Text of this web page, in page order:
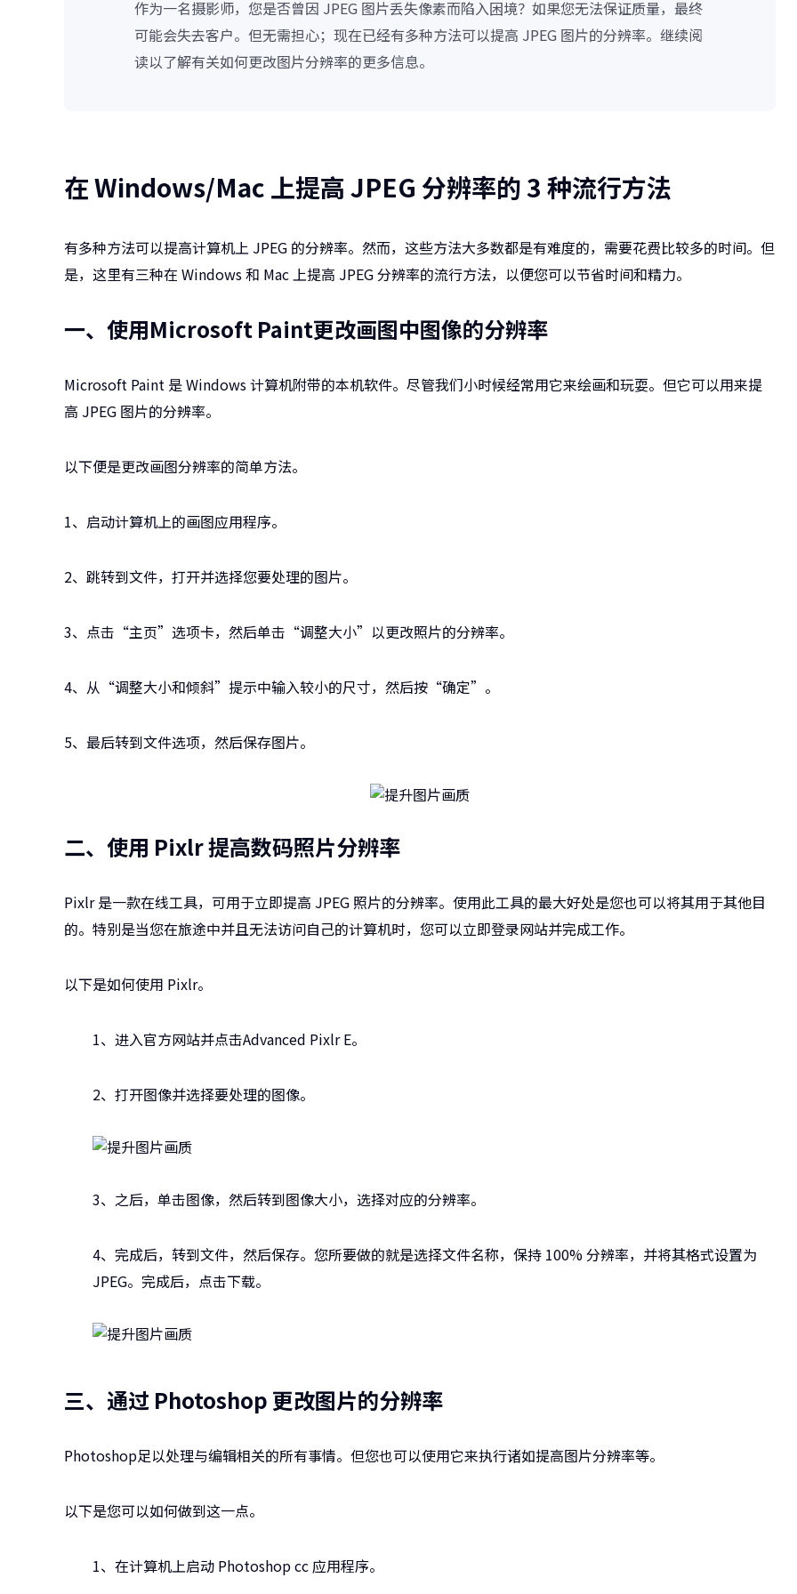
作为一名摄影师，您是否曾因 JPEG 图片丢失像素而陷入困境？如果您无法保证质量，最终
可能会失去客户。但无需担心；现在已经有多种方法可以提高 JPEG 图片的分辨率。继续阅
读以了解有关如何更改图片分辨率的更多信息。
在 Windows/Mac 上提高 JPEG 分辨率的 3 种流行方法
有多种方法可以提高计算机上 JPEG 的分辨率。然而，这些方法大多数都是有难度的，需要花费比较多的时间。但
是，这里有三种在 Windows 和 Mac 上提高 JPEG 分辨率的流行方法，以便您可以节省时间和精力。
一、使用Microsoft Paint更改画图中图像的分辨率
Microsoft Paint 是 Windows 计算机附带的本机软件。尽管我们小时候经常用它来绘画和玩耍。但它可以用来提
高 JPEG 图片的分辨率。
以下便是更改画图分辨率的简单方法。
1、启动计算机上的画图应用程序。
2、跳转到文件，打开并选择您要处理的图片。
3、点击“主页”选项卡，然后单击“调整大小”以更改照片的分辨率。
4、从“调整大小和倾斜”提示中输入较小的尺寸，然后按“确定”。
5、最后转到文件选项，然后保存图片。
二、使用 Pixlr 提高数码照片分辨率
Pixlr 是一款在线工具，可用于立即提高 JPEG 照片的分辨率。使用此工具的最大好处是您也可以将其用于其他目
的。特别是当您在旅途中并且无法访问自己的计算机时，您可以立即登录网站并完成工作。
以下是如何使用 Pixlr。
1、进入官方网站并点击Advanced Pixlr E。
2、打开图像并选择要处理的图像。
3、之后，单击图像，然后转到图像大小，选择对应的分辨率。
4、完成后，转到文件，然后保存。您所要做的就是选择文件名称，保持 100% 分辨率，并将其格式设置为
JPEG。完成后，点击下载。
三、通过 Photoshop 更改图片的分辨率
Photoshop足以处理与编辑相关的所有事情。但您也可以使用它来执行诸如提高图片分辨率等。
以下是您可以如何做到这一点。
1、在计算机上启动 Photoshop cc 应用程序。